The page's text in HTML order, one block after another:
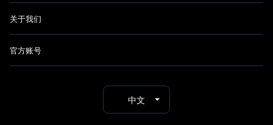
关于我们
官方账号
中文